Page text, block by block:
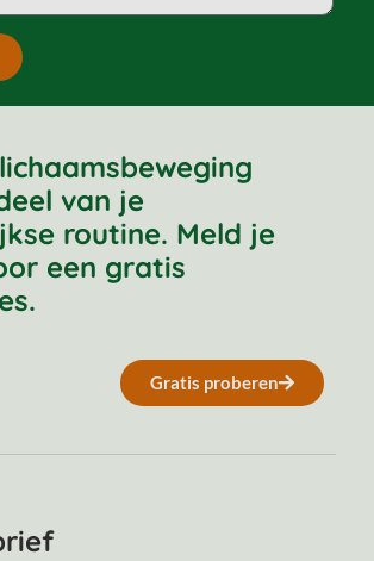
van je
routine. Meld je
een gratis
Gratis proberen